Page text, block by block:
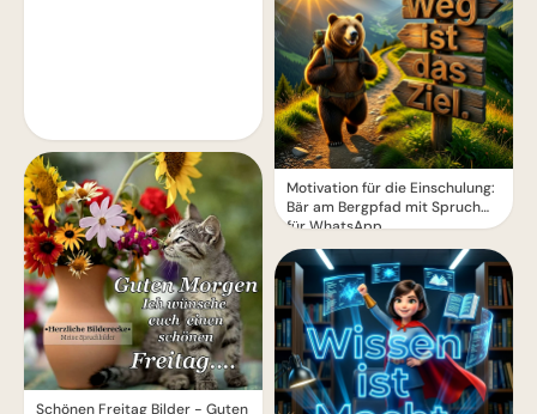
Schönen Freitag Bilder - Guten
Motivation für die Einschulung:
Bär am Bergpfad mit Spruch
für WhatsApp